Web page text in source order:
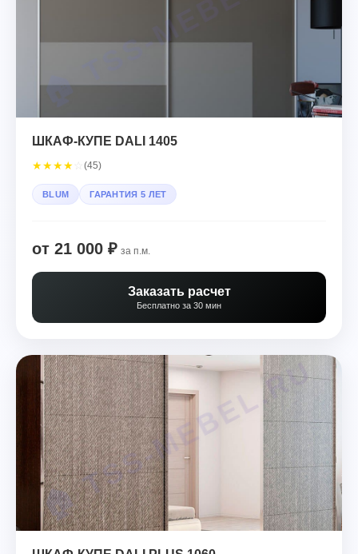
ШКАФ-КУПЕ DALI 1405
★★★★ (45)
BLUM ГАРАНТИЯ 5 ЛЕТ
от 21 000 ₽ за п.м.
Заказать расчет
Бесплатно за 30 мин